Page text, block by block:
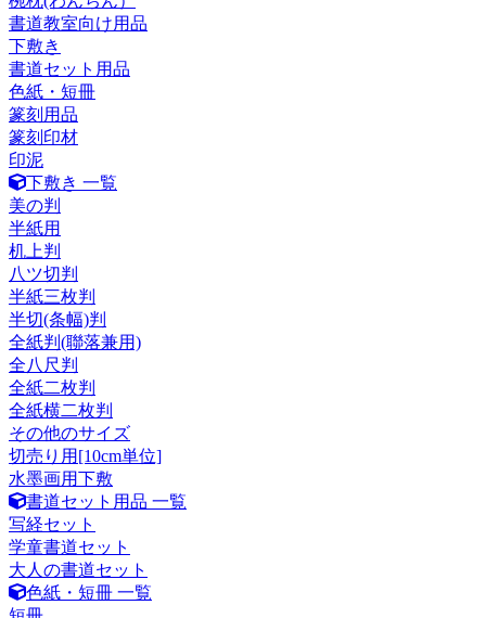
書道教室向け用品
下敷き
書道セット用品
色紙・短冊
篆刻用品
篆刻印材
印泥
下敷き 一覧
美の判
半紙用
机上判
八ツ切判
半紙三枚判
半切(条幅)判
全紙判(聯落兼用)
全八尺判
全紙二枚判
全紙横二枚判
その他のサイズ
切売り用[10cm単位]
水墨画用下敷
書道セット用品 一覧
写経セット
学童書道セット
大人の書道セット
色紙・短冊 一覧